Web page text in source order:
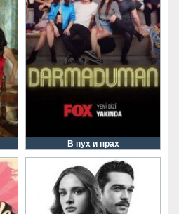
В пух и прах